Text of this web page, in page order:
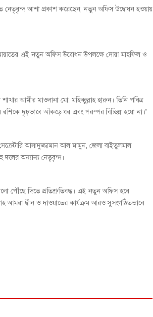
নেতৃবৃন্দ আশা প্রকাশ করেছেন, নতুন অফিস উদ্বোধন হওয়ায়
এই নতুন অফিস উদ্বোধন উপলক্ষে দোয়া মাহফিল ও
আমীর মাওলানা মো. মহিব্বুল্লাহ হারুন। তিনি পবিত্র
দৃঢ়ভাবে আঁকড়ে ধর এবং পরস্পর বিচ্ছিন্ন হয়ো না।"
আসাদুজ্জামান আল মামুন, জেলা বাইতুলমাল
অন্যান্য নেতৃবৃন্দ।
পৌঁছে দিতে প্রতিশ্রুতিবদ্ধ। এই নতুন অফিস হবে
আমরা দ্বীন ও দাওয়াতের কার্যক্রম আরও সুসংগঠিতভাবে